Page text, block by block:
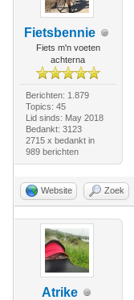
Fietsbennie
Fiets m'n voeten
achterna
Berichten: 1.879
Topics: 45
Lid sinds: May 2018
Bedankt: 3123
2715 x bedankt in
989 berichten
Website Zoek
Atrike